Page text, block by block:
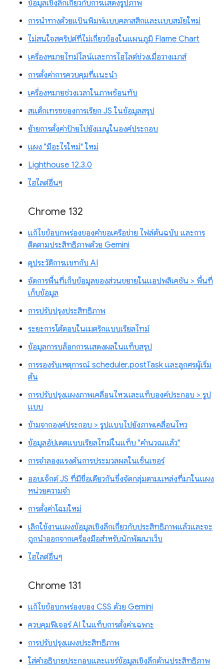
ข้อมูลเชิงลึกเกี่ยวกับการแสดงรูปภาพ
การนำทางด้วยแป้นพิมพ์แบบคลาสสิกและแบบสมัยใหม่
ไม่สนใจสคริปต์ที่ไม่เกี่ยวข้องในแผนภูมิ Flame Chart
เครื่องหมายไทม์ไลน์และการไฮไลต์ช่วงเมื่อวางเมาส์
การตั้งค่าการควบคุมที่แนะนำ
เครื่องหมายช่วงเวลาในภาพซ้อนทับ
สแต็กเทรซของการเรียก JS ในข้อมูลสรุป
ย้ายการตั้งค่าป้ายไปยังเมนูในองค์ประกอบ
แผง "มีอะไรใหม่" ใหม่
Lighthouse 12.3.0
ไฮไลต์อื่นๆ
Chrome 132
แก้ไขข้อบกพร่องของคำขอเครือข่าย ไฟล์ต้นฉบับ และการ
ติดตามประสิทธิภาพด้วย Gemini
ดูประวัติการแชทกับ AI
จัดการพื้นที่เก็บข้อมูลของส่วนขยายในแอปพลิเคชัน > พื้นที่
เก็บข้อมูล
การปรับปรุงประสิทธิภาพ
ระยะการโต้ตอบในเมตริกแบบเรียลไทม์
ข้อมูลการบล็อกการแสดงผลในแท็บสรุป
การรองรับเหตุการณ์ scheduler.postTask และลูกศรผู้เริ่ม
ต้น
การปรับปรุงแผงภาพเคลื่อนไหวและแท็บองค์ประกอบ > รูป
แบบ
ข้ามจากองค์ประกอบ > รูปแบบไปยังภาพเคลื่อนไหว
ข้อมูลอัปเดตแบบเรียลไทม์ในแท็บ "คำนวณแล้ว"
การจำลองแรงดันการประมวลผลในเซ็นเซอร์
ออบเจ็กต์ JS ที่มีชื่อเดียวกันซึ่งจัดกลุ่มตามแหล่งที่มาในแผง
หน่วยความจำ
การตั้งค่าโฉมใหม่
เลิกใช้งานแผงข้อมูลเชิงลึกเกี่ยวกับประสิทธิภาพแล้วและจะ
ถูกนำออกจากเครื่องมือสำหรับนักพัฒนาเว็บ
ไฮไลต์อื่นๆ
Chrome 131
แก้ไขข้อบกพร่องของ CSS ด้วย Gemini
ควบคุมฟีเจอร์ AI ในแท็บการตั้งค่าเฉพาะ
การปรับปรุงแผงประสิทธิภาพ
ใส่คำอธิบายประกอบและแชร์ข้อมูลเชิงลึกด้านประสิทธิภาพ